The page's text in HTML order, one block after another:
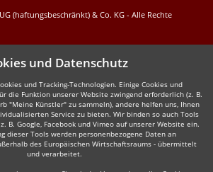
(haftungsbeschränkt) & Co. KG - Alle Rechte
und Datenschutz
und Tracking-Technologien. Einige Cookies und
die Funktion unserer Website zwingend erforderlich (z. B.
"Meine Künstler" zu sammeln), andere helfen uns, Ihnen
Service zu bieten. Wir binden so auch Tools
B. Google, Facebook und Vimeo auf unserer Website ein.
dieser Tools werden personenbezogene Daten an
des Europäischen Wirtschaftsraums - übermittelt
und verarbeitet.